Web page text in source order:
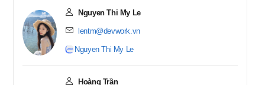
Nguyen Thi My Le
lentm@devwork.vn
Nguyen Thi My Le
Hoàng Trần